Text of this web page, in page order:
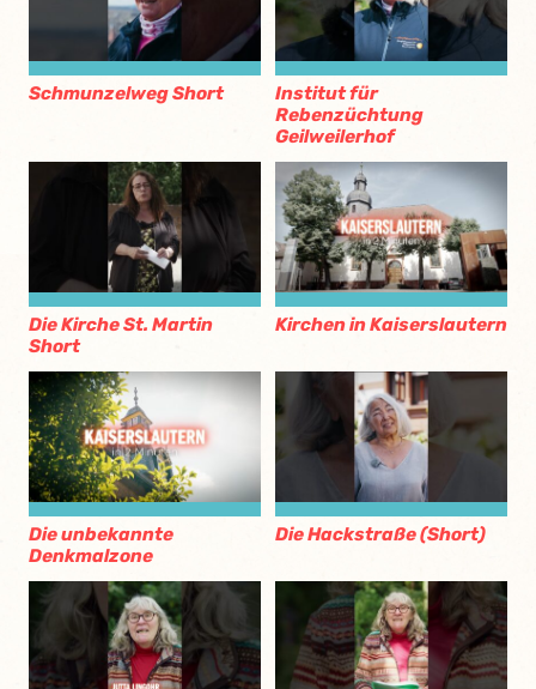
Schmunzelweg Short
Institut für
Rebenzüchtung
Geilweilerhof
Die Kirche St. Martin
Short
Kirchen in Kaiserslautern
Die unbekannte
Denkmalzone
Die Hackstraße (Short)